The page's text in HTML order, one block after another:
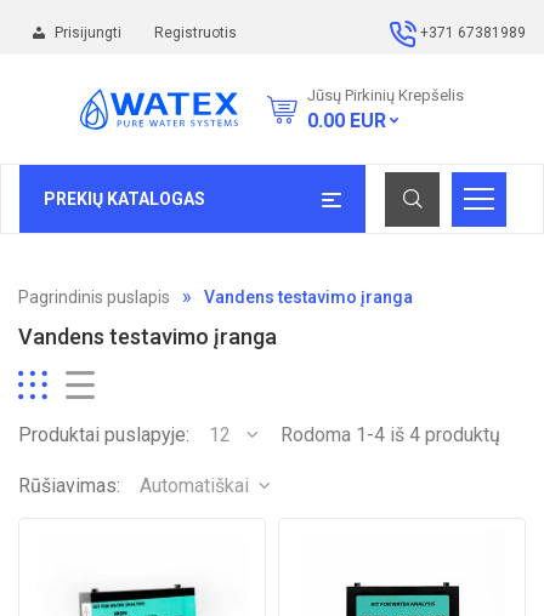
Prisijungti Registruotis +371 67381989
Jūsų Pirkinių Krepšelis
0.00 EUR
PREKIŲ KATALOGAS
Pagrindinis puslapis Vandens testavimo įranga
Vandens testavimo įranga
Produktai puslapyje: 12 Rodoma 1-4 iš 4 produktų
Rūšiavimas: Automatiškai